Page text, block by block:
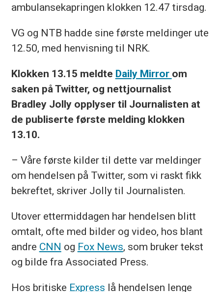
ambulansekapringen klokken 12.47 tirsdag.
VG og NTB hadde sine første meldinger ute
12.50, med henvisning til NRK.
Klokken 13.15 meldte Daily Mirror om
saken på Twitter, og nettjournalist
Bradley Jolly opplyser til Journalisten at
de publiserte første melding klokken
13.10.
– Våre første kilder til dette var meldinger
om hendelsen på Twitter, som vi raskt fikk
bekreftet, skriver Jolly til Journalisten.
Utover ettermiddagen har hendelsen blitt
omtalt, ofte med bilder og video, hos blant
andre CNN og Fox News, som bruker tekst
og bilde fra Associated Press.
Hos britiske Express lå hendelsen lenge